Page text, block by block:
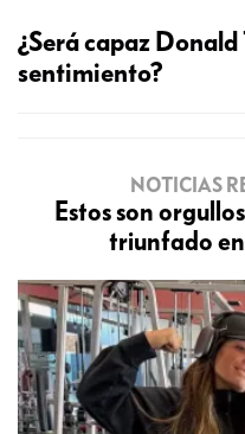
¿Será capaz
sentimiento?
NOTICIAS
Estos son
triunfado